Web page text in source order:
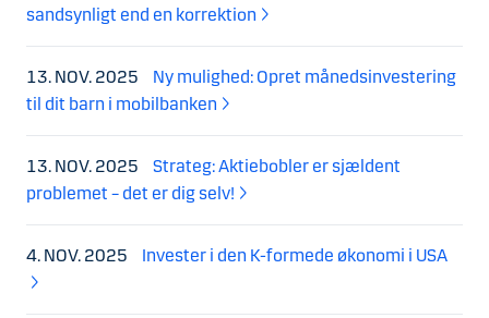
sandsynligt end en korrektion
13. NOV. 2025
Ny mulighed: Opret månedsinvestering
til dit barn i mobilbanken
13. NOV. 2025
Strateg: Aktiebobler er sjældent
problemet – det er dig selv!
4. NOV. 2025 Invester i den K-formede økonomi i USA